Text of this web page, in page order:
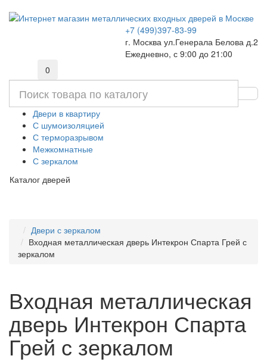
+7 (499)397-83-99
г. Москва ул.Генерала Белова д.2
Ежедневно, с 9:00 до 21:00
0
Двери в квартиру
С шумоизоляцией
С терморазрывом
Межкомнатные
С зеркалом
Каталог дверей
Двери с зеркалом
Входная металлическая дверь Интекрон Спарта Грей с
зеркалом
Входная металлическая
дверь Интекрон Спарта
Грей с зеркалом